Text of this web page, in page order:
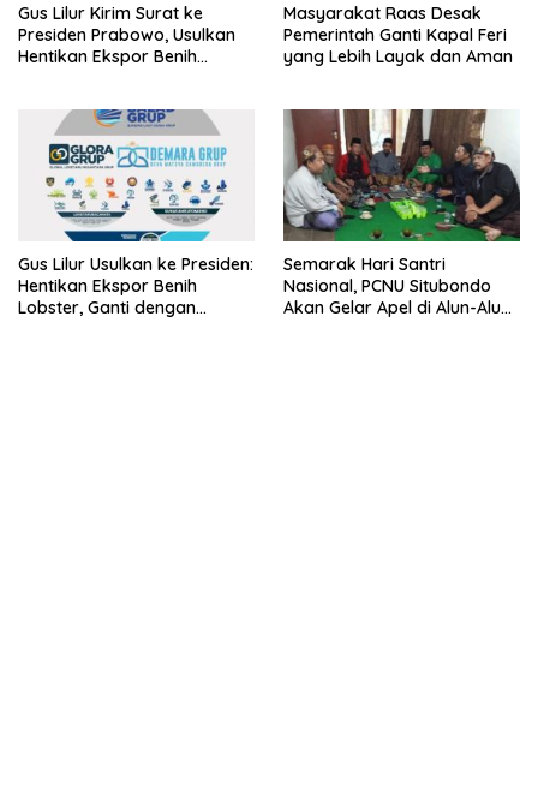
Gus Lilur Kirim Surat ke
Presiden Prabowo, Usulkan
Hentikan Ekspor Benih
Masyarakat Raas Desak
Pemerintah Ganti Kapal Feri
yang Lebih Layak dan Aman
Gus Lilur Usulkan ke Presiden:
Hentikan Ekspor Benih
Lobster, Ganti dengan
Semarak Hari Santri
Nasional, PCNU Situbondo
Akan Gelar Apel di Alun-Alun